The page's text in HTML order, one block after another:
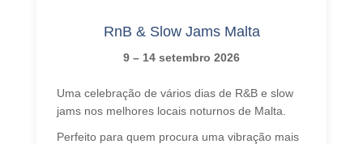
RnB & Slow Jams Malta
9 – 14 setembro 2026
Uma celebração de vários dias de R&B e slow
jams nos melhores locais noturnos de Malta.
Perfeito para quem procura uma vibração mais